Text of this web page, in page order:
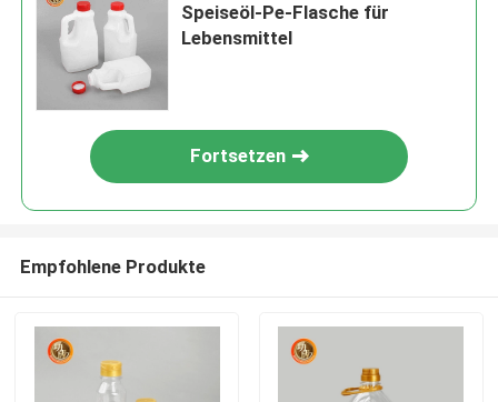
Speiseöl-Pe-Flasche für
Lebensmittel
Fortsetzen
Empfohlene Produkte